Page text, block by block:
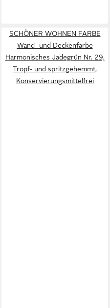
SCHÖNER WOHNEN FARBE
Wand- und Deckenfarbe
Harmonisches Jadegrün Nr. 29,
Tropf- und spritzgehemmt,
Konservierungsmittelfrei